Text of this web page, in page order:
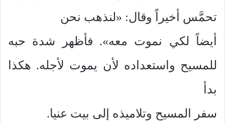
تحمَّس أخيراً وقال: «لنذهب نحن
أيضاً لكي نموت معه». فأظهر شدة حبه
للمسيح واستعداده لأن يموت لأجله. هكذا
بدأ
سفر المسيح وتلاميذه إلى بيت عنيا.